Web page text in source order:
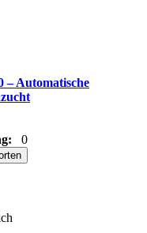
– Automatische
0